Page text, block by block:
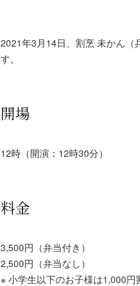
2021年3月14日、割烹 未かん（
す。
開場
12時（開演：12時30分）
料金
3,500円（弁当付き）
2,500円（弁当なし）
※ 小学生以下のお子様は1,000円